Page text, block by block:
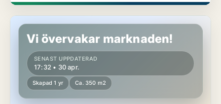
Butikslokal i Järfälla
Vi övervakar marknaden!
SENAST UPPDATERAD
17:32 • 30 apr.
Skapad 1 yr Ca. 350 m2